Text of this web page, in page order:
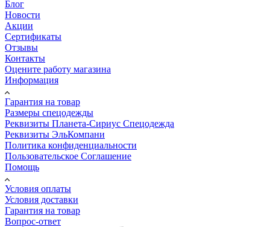
Блог
Новости
Акции
Сертификаты
Отзывы
Контакты
Оцените работу магазина
Информация
Гарантия на товар
Размеры спецодежды
Реквизиты Планета-Сириус Спецодежда
Реквизиты ЭльКомпани
Политика конфиденциальности
Пользовательское Соглашение
Помощь
Условия оплаты
Условия доставки
Гарантия на товар
Вопрос-ответ